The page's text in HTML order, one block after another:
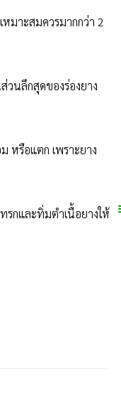
มาะสมควรมากกว่า 2
วนลึกสุดของร่องยาง
หรือแตก เพราะยาง
รกและทิ่มตำเนื้อยางให้